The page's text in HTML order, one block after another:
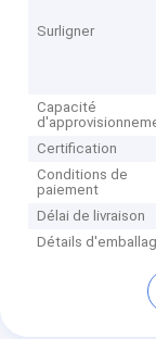
Surligner
Capacité
Certification
Conditions de
paiement
Délai de livraison
Détails